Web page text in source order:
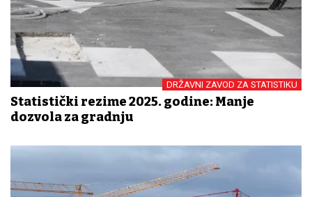
DRŽAVNI ZAVOD ZA STATISTIKU
Statistički rezime 2025. godine: Manje
dozvola za gradnju